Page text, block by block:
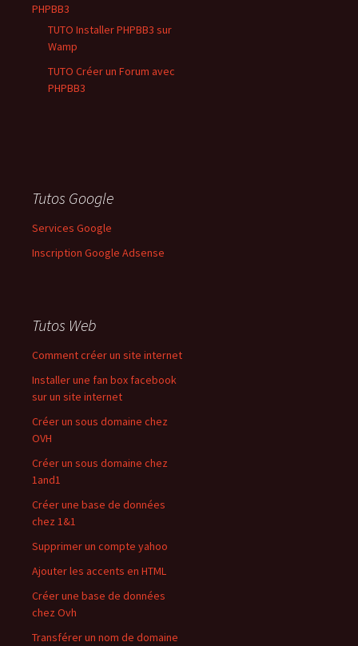
PHPBB3
TUTO Installer PHPBB3 sur
Wamp
TUTO Créer un Forum avec
PHPBB3
Tutos Google
Services Google
Inscription Google Adsense
Tutos Web
Comment créer un site internet
Installer une fan box facebook
sur un site internet
Créer un sous domaine chez
OVH
Créer un sous domaine chez
1and1
Créer une base de données
chez 1&1
Supprimer un compte yahoo
Ajouter les accents en HTML
Créer une base de données
chez Ovh
Transférer un nom de domaine